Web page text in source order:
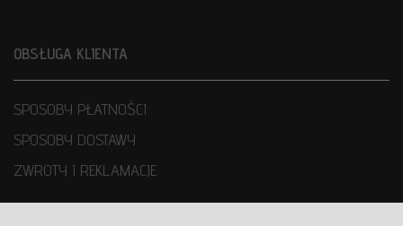
OBSŁUGA KLIENTA
SPOSOBY PŁATNOŚCI
SPOSOBY DOSTAWY
ZWROTY I REKLAMACJE